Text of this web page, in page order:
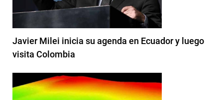
Javier Milei inicia su agenda en Ecuador y luego
visita Colombia